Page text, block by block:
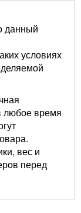
данный
условиях
любое время
вес и
перед